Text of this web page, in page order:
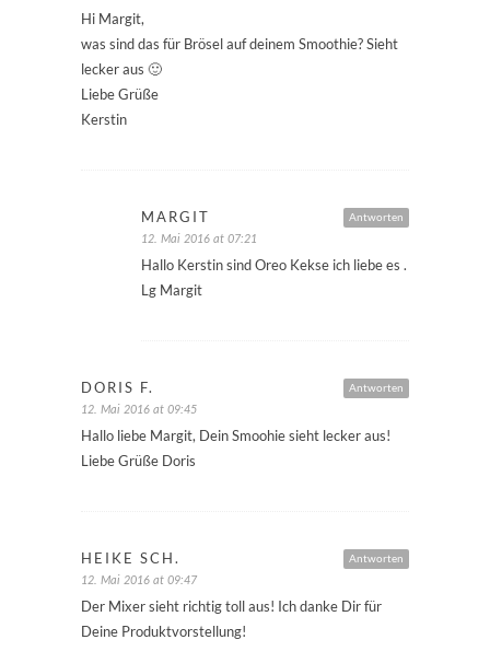
Hi Margit,
was sind das für Brösel auf deinem Smoothie? Sieht
lecker aus 🙂
Liebe Grüße
Kerstin
Antworten
MARGIT
12. Mai 2016 at 07:21
Hallo Kerstin sind Oreo Kekse ich liebe es .
Lg Margit
Antworten
DORIS F.
12. Mai 2016 at 09:45
Hallo liebe Margit, Dein Smoohie sieht lecker aus!
Liebe Grüße Doris
Antworten
HEIKE SCH.
12. Mai 2016 at 09:47
Der Mixer sieht richtig toll aus! Ich danke Dir für
Deine Produktvorstellung!